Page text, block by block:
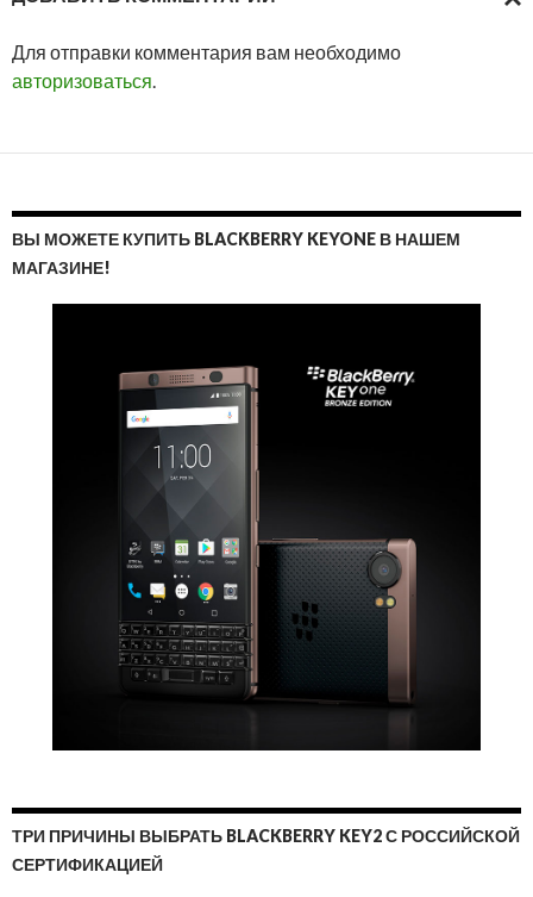
Для отправки комментария вам необходимо
авторизоваться.
ВЫ МОЖЕТЕ КУПИТЬ BLACKBERRY KEYONE В НАШЕМ
МАГАЗИНЕ!
ТРИ ПРИЧИНЫ ВЫБРАТЬ BLACKBERRY KEY2 С РОССИЙСКОЙ
СЕРТИФИКАЦИЕЙ